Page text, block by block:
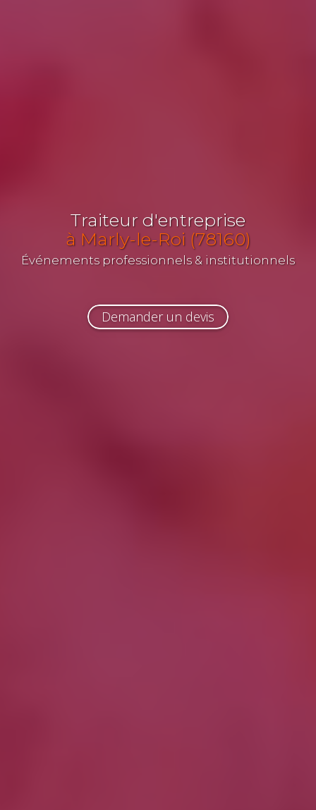
Traiteur d'entreprise
à Marly-le-Roi (78160)
Événements professionnels & institutionnels
Demander un devis